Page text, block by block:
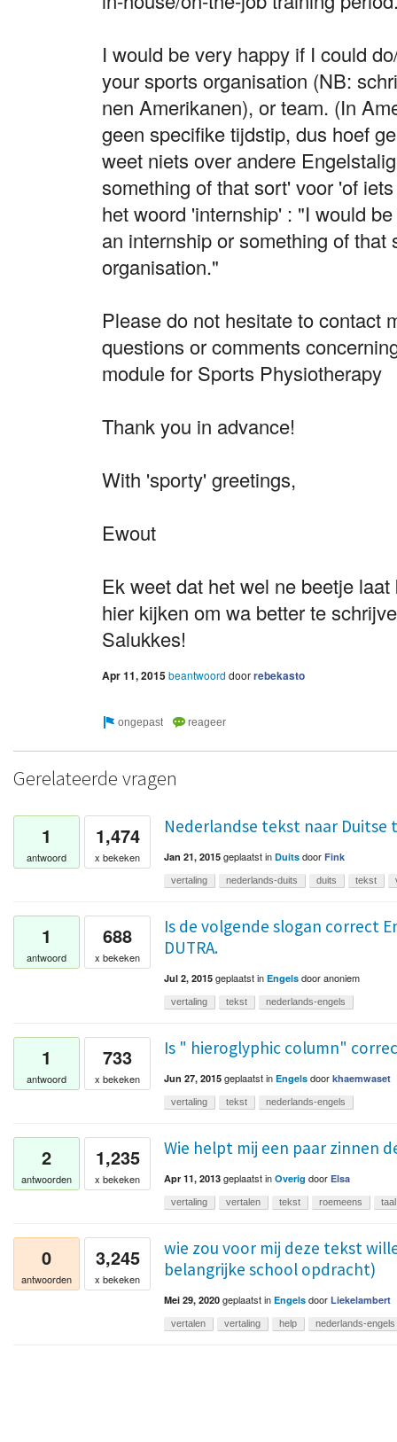
I would be very happy if I could
your sports organisation (NB:
nen Amerikanen), or team. (In
geen specifike tijdstip, dus hoef
weet niets over andere
something of that sort' voor 'of
het woord 'internship' : "I would
an internship or something of
organisation."
Please do not hesitate to contact
questions or comments
module for Sports Physiotherapy
Thank you in advance!
With 'sporty' greetings,
Ewout
Ek weet dat het wel ne beetje
hier kijken om wa better te
Salukkes!
Apr 11, 2015beantwoord doorrebekasto
Gerelateerde vragen
1
antwoord
1,474
x bekeken
Nederlandse tekst naar
Jan 21, 2015 geplaatstin Duits door Fink
vertaling nederlands-duits duits tekst
1
antwoord
688
x bekeken
Is de volgende slogan correct
DUTRA.
Jul 2, 2015 geplaatstin Engels dooranoniem
vertaling tekst nederlands-engels
1
antwoord
733
x bekeken
Is " hieroglyphic column"
Jun 27, 2015 geplaatstin Engels door khaemwaset
vertaling tekst nederlands-engels
2
antwoorden
1,235
x bekeken
Wie helpt mij een paar zinnen
Apr 11, 2013 geplaatstin Overig door Elsa
vertaling vertalen tekst roemeens taal
0
antwoorden
3,245
x bekeken
wie zou voor mij deze tekst
belangrijke school opdracht)
Mei 29, 2020 geplaatstin Engels door Liekelambert
vertalen vertaling help nederlands-engels